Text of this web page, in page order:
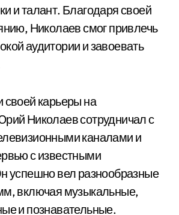
и талант. Благодаря своей
Николаев смог привлечь
аудитории и завоевать
своей карьеры на
Николаев сотрудничал с
каналами и
с известными
успешно вел разнообразные
включая музыкальные,
и познавательные.